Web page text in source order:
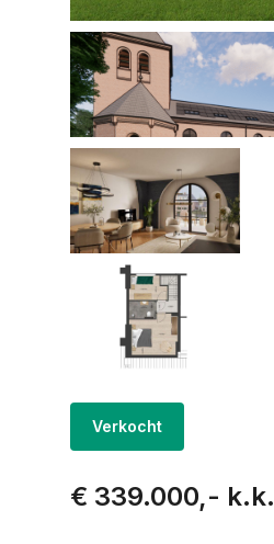
Verkocht
€ 339.000,- k.k.